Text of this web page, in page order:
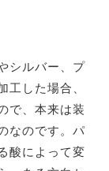
シルバー、プ
工した場合、
で、本来は装
なのです。パ
酸によって変